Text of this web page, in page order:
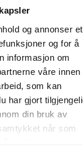
og annonser et
og for å
informasjon om
våre innen
som kan
har gjort
din bruk av
når som